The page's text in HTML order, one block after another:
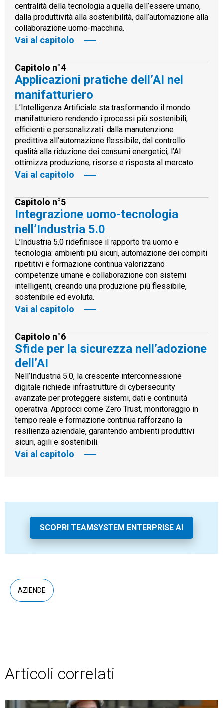
centralità della tecnologia a quella dell’essere umano,
dalla produttività alla sostenibilità, dall’automazione alla
collaborazione uomo-macchina.
Vai al capitolo
Capitolo n°4
Applicazioni pratiche dell’AI nel
manifatturiero
L’Intelligenza Artificiale sta trasformando il mondo
manifatturiero rendendo i processi più sostenibili,
efficienti e personalizzati: dalla manutenzione
predittiva all’automazione flessibile, dal controllo
qualità alla riduzione dei consumi energetici, l’AI
ottimizza produzione, risorse e risposta al mercato.
Vai al capitolo
Capitolo n°5
Integrazione uomo-tecnologia
nell’Industria 5.0
L’Industria 5.0 ridefinisce il rapporto tra uomo e
tecnologia: ambienti più sicuri, automazione dei compiti
ripetitivi e formazione continua valorizzano
competenze umane e collaborazione con sistemi
intelligenti, creando una produzione più flessibile,
sostenibile ed evoluta.
Vai al capitolo
Capitolo n°6
Sfide per la sicurezza nell’adozione
dell’AI
Nell’Industria 5.0, la crescente interconnessione
digitale richiede infrastrutture di cybersecurity
avanzate per proteggere sistemi, dati e continuità
operativa. Approcci come Zero Trust, monitoraggio in
tempo reale e formazione continua rafforzano la
resilienza aziendale, garantendo ambienti produttivi
sicuri, agili e sostenibili.
Vai al capitolo
SCOPRI TEAMSYSTEM ENTERPRISE AI
AZIENDE
Articoli correlati